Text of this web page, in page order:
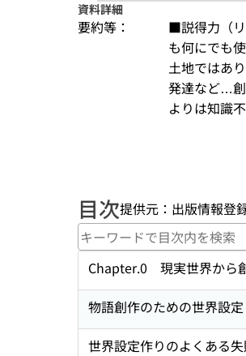
資料詳細
要約等：
■説得力（
も何にでも
土地ではあ
発達など…創
よりは知識
目次提供元：出版情報登
Chapter.0 現実世界から
物語創作のための世界設定
世界設定作りのよくある